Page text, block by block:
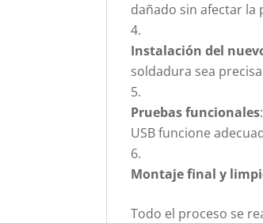
dañado sin afectar la
Instalación del
soldadura sea
Pruebas funcionales
USB funcione
Montaje final y
Todo el proceso se